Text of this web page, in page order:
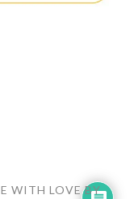
WITH LOVE BY